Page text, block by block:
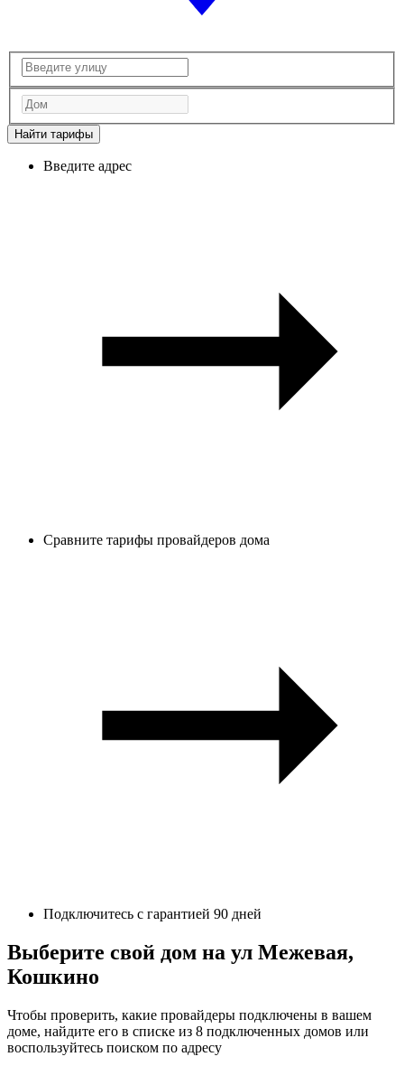
Найти тарифы
Введите адрес
Сравните тарифы провайдеров дома
Подключитесь с гарантией 90 дней
Выберите свой дом на ул Межевая,
Кошкино
Чтобы проверить, какие провайдеры подключены в вашем
доме, найдите его в списке из 8 подключенных домов или
воспользуйтесь поиском по адресу